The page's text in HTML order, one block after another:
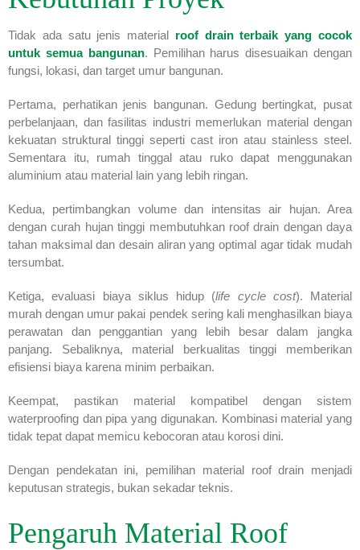
Tidak ada satu jenis material roof drain terbaik yang cocok
untuk semua bangunan. Pemilihan harus disesuaikan dengan
fungsi, lokasi, dan target umur bangunan.
Pertama, perhatikan jenis bangunan. Gedung bertingkat, pusat
perbelanjaan, dan fasilitas industri memerlukan material dengan
kekuatan struktural tinggi seperti cast iron atau stainless steel.
Sementara itu, rumah tinggal atau ruko dapat menggunakan
aluminium atau material lain yang lebih ringan.
Kedua, pertimbangkan volume dan intensitas air hujan. Area
dengan curah hujan tinggi membutuhkan roof drain dengan daya
tahan maksimal dan desain aliran yang optimal agar tidak mudah
tersumbat.
Ketiga, evaluasi biaya siklus hidup (life cycle cost). Material
murah dengan umur pakai pendek sering kali menghasilkan biaya
perawatan dan penggantian yang lebih besar dalam jangka
panjang. Sebaliknya, material berkualitas tinggi memberikan
efisiensi biaya karena minim perbaikan.
Keempat, pastikan material kompatibel dengan sistem
waterproofing dan pipa yang digunakan. Kombinasi material yang
tidak tepat dapat memicu kebocoran atau korosi dini.
Dengan pendekatan ini, pemilihan material roof drain menjadi
keputusan strategis, bukan sekadar teknis.
Pengaruh Material Roof